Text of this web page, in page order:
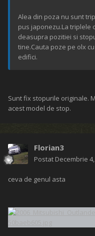
Alea din poza nu sunt
pus japonezu.La triplele
deasupra pozitiei si
tine.Cauta poze pe olx
edifici.
Sunt fix stopurile originale.
acest model de stop.
Florian3
Postat Decembrie
ceva de genul asta